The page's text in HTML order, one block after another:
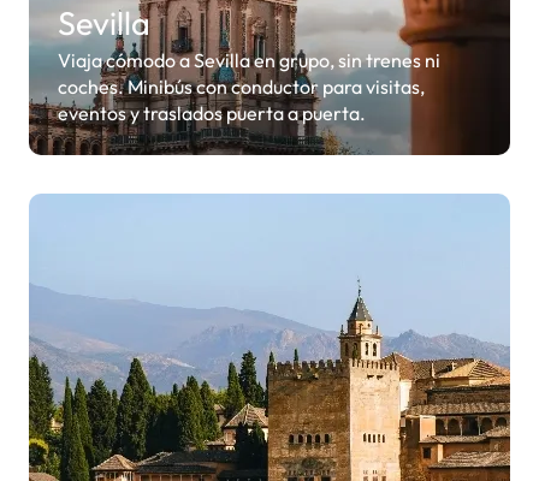
Sevilla
Viaja cómodo a Sevilla en grupo, sin trenes ni
coches. Minibús con conductor para visitas,
eventos y traslados puerta a puerta.